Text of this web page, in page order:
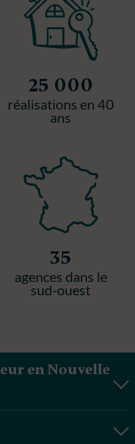
25 000
réalisations en 40
ans
35
agences dans le
sud-ouest
en Nouvelle